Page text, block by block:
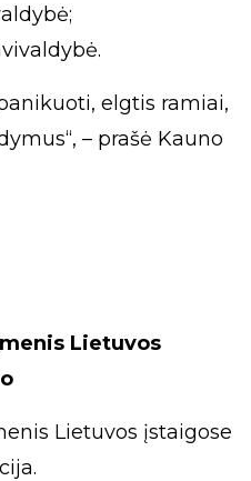
elgtis ramiai,
– prašė Kauno
Lietuvos
Lietuvos įstaigose